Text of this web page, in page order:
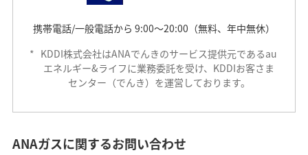
携帯電話/一般電話から 9:00～20:00（無料、年中無休）
* KDDI株式会社はANAでんきのサービス提供元であるau
エネルギー&ライフに業務委託を受け、KDDIお客さま
センター（でんき）を運営しております。
ANAガスに関するお問い合わせ